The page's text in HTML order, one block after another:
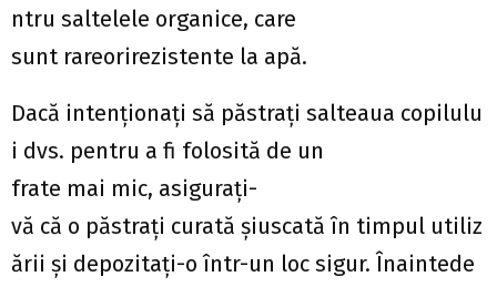
ntru saltelele organice, care
sunt rareorirezistente la apă.
Dacă intenționați să păstrați salteaua copilulu
i dvs. pentru a fi folosită de un
frate mai mic, asigurați-
vă că o păstrați curată șiuscată în timpul utiliz
ării și depozitați-o într-un loc sigur. Înaintede